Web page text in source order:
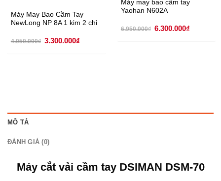
Máy May Bao Cầm Tay
NewLong NP 8A 1 kim 2 chỉ
4.950.000₫ Giá
gốc
3.300.000₫
Máy may bao cầm tay
Yaohan N602A
6.950.000₫ Giá
gốc
6.300.000₫
MÔ TẢ
ĐÁNH GIÁ (0)
Máy cắt vải cầm tay DSIMAN DSM-70